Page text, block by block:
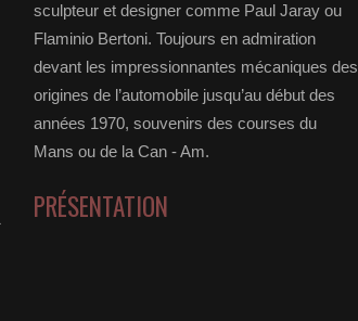
sculpteur et designer comme Paul Jaray ou
Flaminio Bertoni. Toujours en admiration
devant les impressionnantes mécaniques des
origines de l’automobile jusqu’au début des
années 1970, souvenirs des courses du
Mans ou de la Can - Am.
PRÉSENTATION